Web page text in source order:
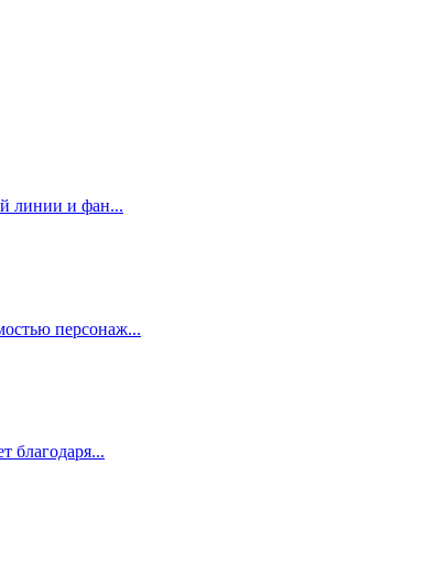
линии и фан...
персонаж...
благодаря...